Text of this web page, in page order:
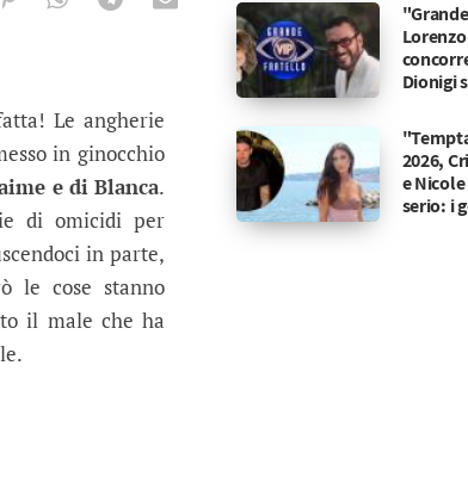
per le strade
e costretta a diventare una
Le angherie
in ginocchio
e di Blanca.
di omicidi per
in parte,
le cose stanno
il male che ha
Dionigi
2026,
e
serio: i